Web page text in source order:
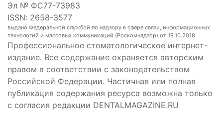
Эл № ФС77-73983
ISSN: 2658-3577
выдано Федеральной службой по надзору в сфере связи, информационных
технологий и массовых коммуникаций (Роскомнадзор) от 19.10.2018
Профессиональное стоматологическое интернет-
издание. Все содержание охраняется авторским
правом в соответствии с законодательством
Российской Федерации. Частичная или полная
публикация содержания ресурса возможна только
с согласия редакции DENTALMAGAZINE.RU